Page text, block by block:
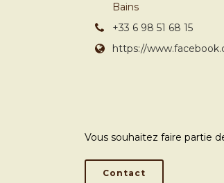
Bains
+33 6 98 51 68 15
https://
Vous souhaitez faire partie
Contact